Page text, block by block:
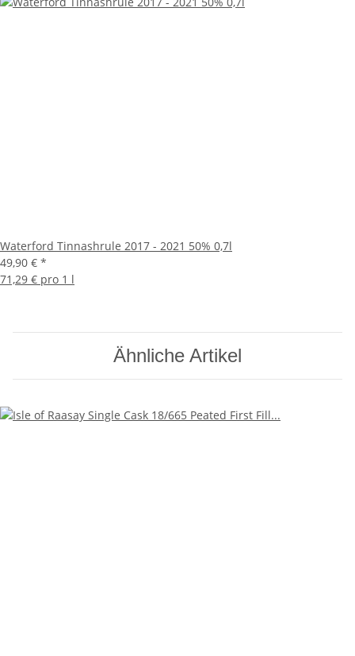
Waterford Tinnashrule 2017 - 2021 50% 0,7l
49,90 € *
71,29 € pro 1 l
Ähnliche Artikel